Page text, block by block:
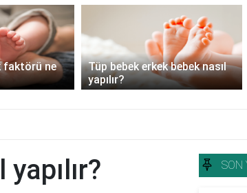
faktörü ne
Tüp bebek erkek bebek nasıl
yapılır?
SON